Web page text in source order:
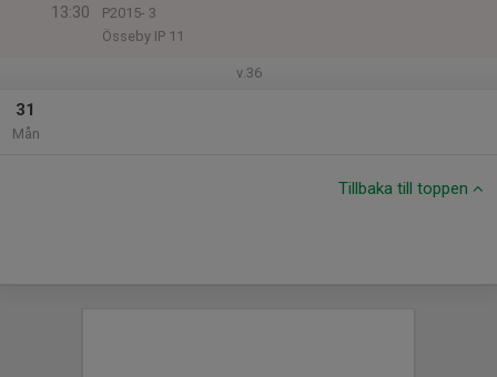
13:30
P2015- 3
Össeby IP 11
v.36
31
Mån
Tillbaka till toppen